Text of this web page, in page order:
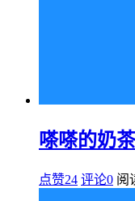
嗏嗏的奶
点赞24 评论0 阅